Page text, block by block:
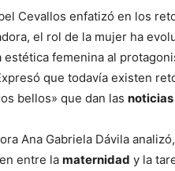
Cevallos enfatizó en los
el rol de la mujer ha
estética femenina al
que todavía existen
bellos» que dan las noticias
Ana Gabriela Dávila
entre la maternidad y la